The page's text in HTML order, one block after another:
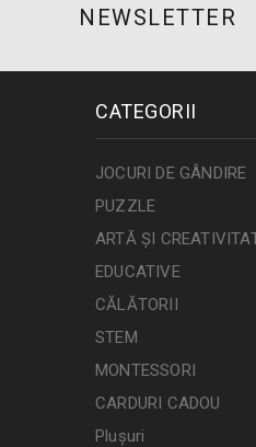
NEWSLETTER
CATEGORII
JOCURI DE GÂNDIRE
PUZZLE
ARTĂ ȘI
EDUCATIVE
CĂLĂTORII
STEM
MONTESSORI
CARDURI CADOU
Plușuri